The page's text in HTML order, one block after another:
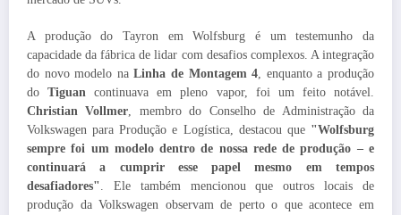
A produção do Tayron em Wolfsburg é um testemunho da
capacidade da fábrica de lidar com desafios complexos. A integração
do novo modelo naLinha de Montagem 4 , enquanto a produção
doTiguan continuava em pleno vapor, foi um feito notável.
Christian Vollmer , membro do Conselho de Administração da
Volkswagen para Produção e Logística, destacou que "Wolfsburg
sempre foi um modelo dentro de nossa rede de produção – e
continuará a cumprir esse papel mesmo em tempos
desafiadores" . Ele também mencionou que outros locais de
produção da Volkswagen observam de perto o que acontece em